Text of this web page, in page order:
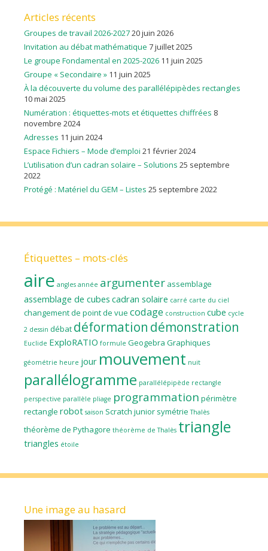
Articles récents
Groupes de travail 2026-202720 juin 2026
Invitation au débat mathématique 7 juillet 2025
Le groupe Fondamental en 2025-2026 11 juin 2025
Groupe « Secondaire » 11 juin 2025
À la découverte du volume des parallélépipèdes rectangles
10 mai 2025
Numération : étiquettes-mots et étiquettes chiffrées 8
novembre 2024
Adresses 11 juin 2024
Espace Fichiers – Mode d’emploi 21 février 2024
L’utilisation d’un cadran solaire – Solutions 25 septembre
2022
Protégé : Matériel du GEM – Listes 25 septembre 2022
Étiquettes – mots-clés
aire angles année argumenter assemblage
assemblage de cubes cadran solaire carré carte du ciel
changement de point de vue codage construction cube cycle
2 dessin débat déformation démonstration
Euclide ExploRATIO formule Geogebra Graphiques
géométrie heure jour mouvement nuit
parallélogramme parallélépipède rectangle
perspective parallèle pliage programmation périmètre
rectangle robot saison Scratch junior symétrie Thalès
théorème de Pythagore théorème de Thalès triangle
triangles étoile
Une image au hasard